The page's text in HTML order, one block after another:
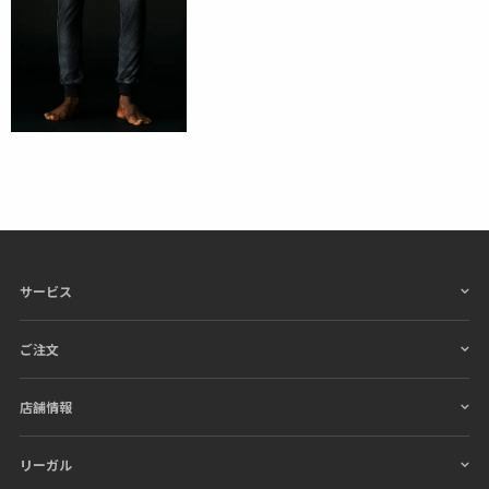
サービス
ご注文
店舗情報
リーガル